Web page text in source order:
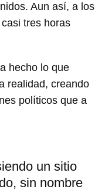
Aun así, a los
tres horas
hecho lo que
realidad, creando
políticos que a
un sitio
sin nombre